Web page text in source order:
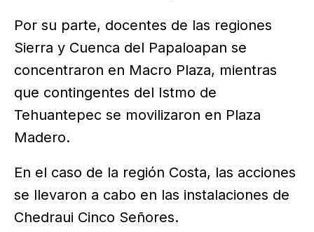
Por su parte, docentes de las regiones
Sierra y Cuenca del Papaloapan se
concentraron en Macro Plaza, mientras
que contingentes del Istmo de
Tehuantepec se movilizaron en Plaza
Madero.
En el caso de la región Costa, las acciones
se llevaron a cabo en las instalaciones de
Chedraui Cinco Señores.